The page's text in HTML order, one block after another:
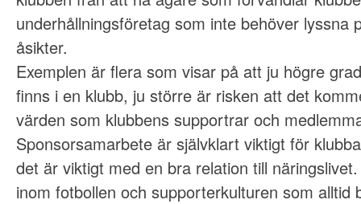
underhållningsföretag som inte behöver lyssna
åsikter.
Exemplen är flera som visar på att ju högre
finns i en klubb, ju större är risken att det
värden som klubbens supportrar och
Sponsorsamarbete är självklart viktigt för
det är viktigt med en bra relation till
inom fotbollen och supporterkulturen som alltid